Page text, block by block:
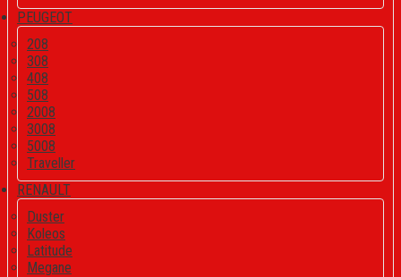
PEUGEOT
208
308
408
508
2008
3008
5008
Traveller
RENAULT
Duster
Koleos
Latitude
Megane